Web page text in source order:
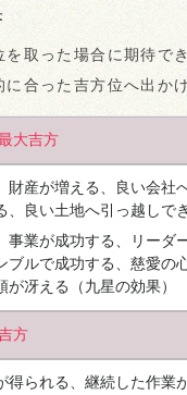
を取った場合に期待で
合った吉方位へ出か
大吉方
財産が増える、良い会社
、良い土地へ引っ越しで
事業が成功する、リーダ
ブルで成功する、慈愛の
が冴える （九星の効果）
方
得られる、継続した作業